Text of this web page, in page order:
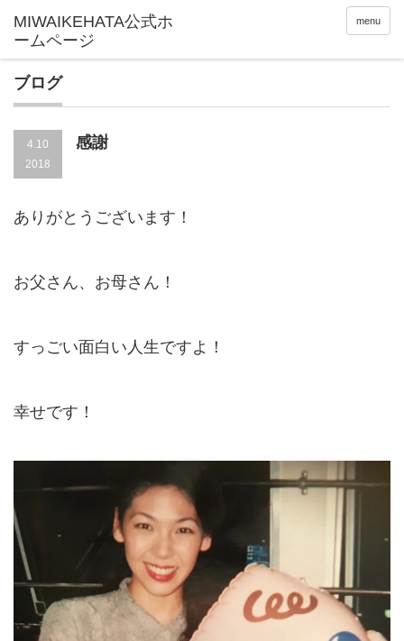
menu
ブログ
4.10
2018
感謝
ありがとうございます！
お父さん、お母さん！
すっごい面白い人生ですよ！
幸せです！